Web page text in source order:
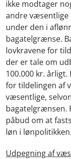
ikke modtager
andre væsentlige
under den i
bagatelgrænse.
lovkravene for
der er tale om
100.000 kr.
for tildelingen af
væsentlige,
bagatelgrænsen.
påbud om at
løn i lønpolitikken.
Udpegning af